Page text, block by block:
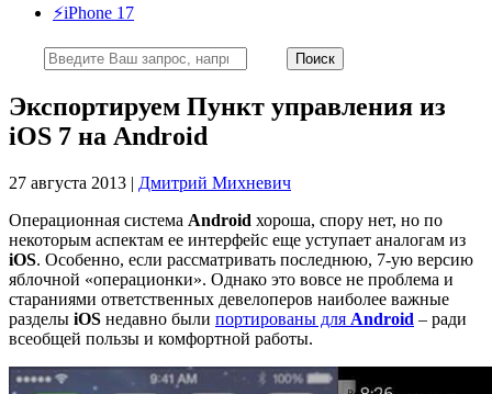
⚡️iPhone 17
Экспортируем Пункт управления из
iOS 7 на Android
27 августа 2013 | Дмитрий Михневич
Операционная система Android хороша, спору нет, но по
некоторым аспектам ее интерфейс еще уступает аналогам из
iOS. Особенно, если рассматривать последнюю, 7-ую версию
яблочной «операционки». Однако это вовсе не проблема и
стараниями ответственных девелоперов наиболее важные
разделы iOS недавно были портированы для Android – ради
всеобщей пользы и комфортной работы.